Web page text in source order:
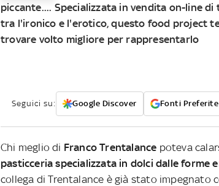
piccante.... Specializzata in vendita on-line
tra l'ironico e l'erotico, questo food project
trovare volto migliore per rappresentarlo
Seguici su: Google Discover Fonti Preferite
Chi meglio di Franco Trentalance poteva
pasticceria specializzata in dolci dalle forme
collega di Trentalance è già stato impegnato